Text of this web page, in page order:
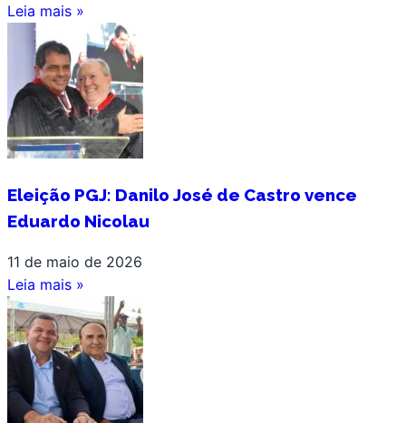
Leia mais »
Eleição PGJ: Danilo José de Castro vence
Eduardo Nicolau
11 de maio de 2026
Leia mais »